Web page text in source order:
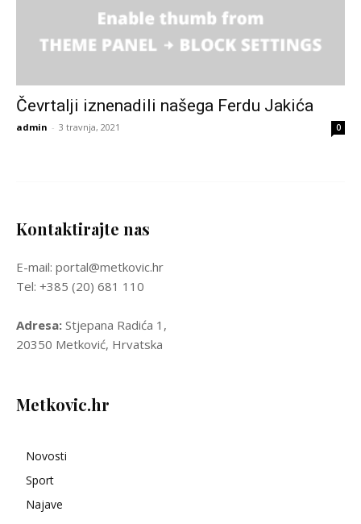
Čevrtalji iznenadili našega Ferdu Jakića
admin - 3 travnja, 2021 0
Kontaktirajte nas
E-mail: portal@metkovic.hr
Tel: +385 (20) 681 110
Adresa: Stjepana Radića 1,
20350 Metković, Hrvatska
Metkovic.hr
Novosti
Sport
Najave